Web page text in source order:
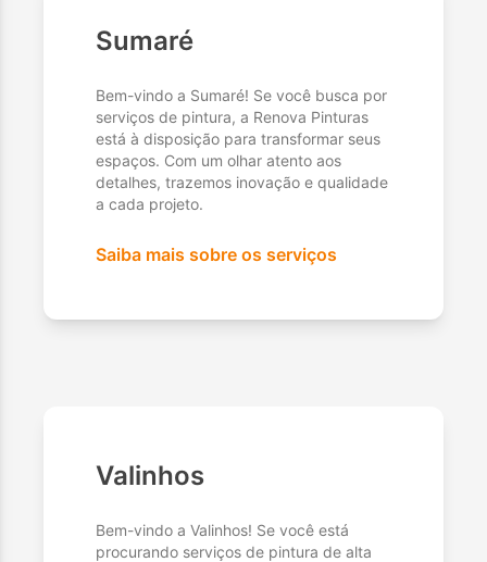
Sumaré
Bem-vindo a Sumaré! Se você busca por
serviços de pintura, a Renova Pinturas
está à disposição para transformar seus
espaços. Com um olhar atento aos
detalhes, trazemos inovação e qualidade
a cada projeto.
Saiba mais sobre os serviços
Valinhos
Bem-vindo a Valinhos! Se você está
procurando serviços de pintura de alta